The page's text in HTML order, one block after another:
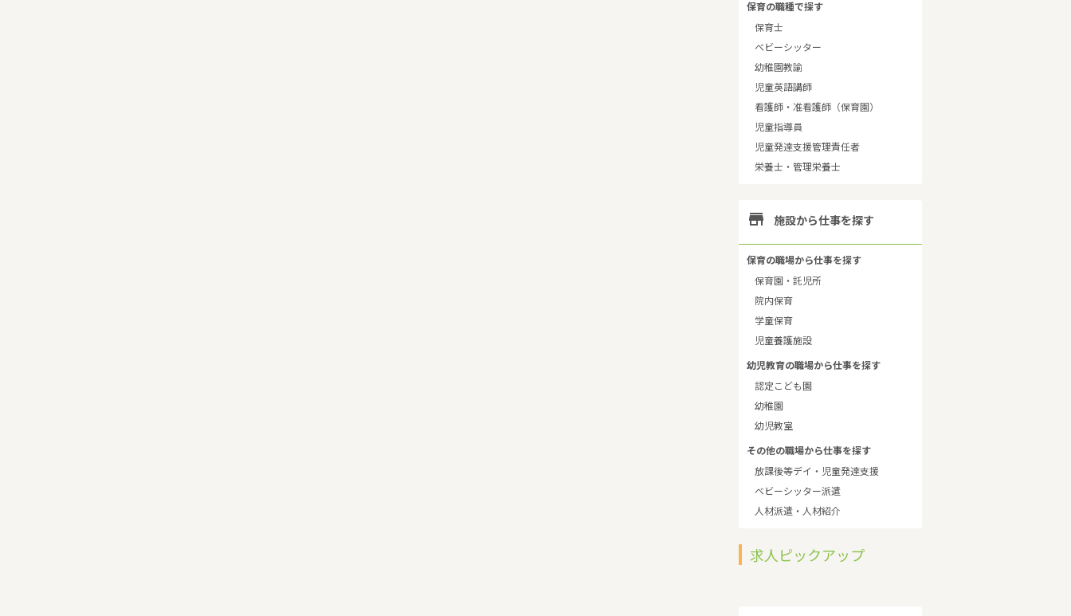
保育の職種で探す
保育士
ベビーシッター
幼稚園教諭
児童英語講師
看護師・准看護師（保育園）
児童指導員
児童発達支援管理責任者
栄養士・管理栄養士
 施設から仕事を探す
保育の職場から仕事を探す
保育園・託児所
院内保育
学童保育
児童養護施設
幼児教育の職場から仕事を探す
認定こども園
幼稚園
幼児教室
その他の職場から仕事を探す
放課後等デイ・児童発達支援
ベビーシッター派遣
人材派遣・人材紹介
求人ピックアップ